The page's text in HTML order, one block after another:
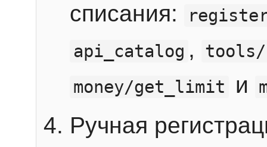
списания:
api_catalog ,
money/get_limit
и
Ручная